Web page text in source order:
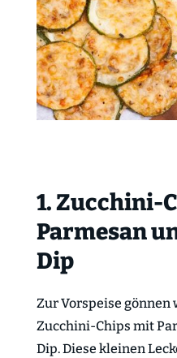
1. Zucchini-
Parmesan
Dip
Zur Vorspeise
Zucchini-Chips mit
Dip. Diese kleinen